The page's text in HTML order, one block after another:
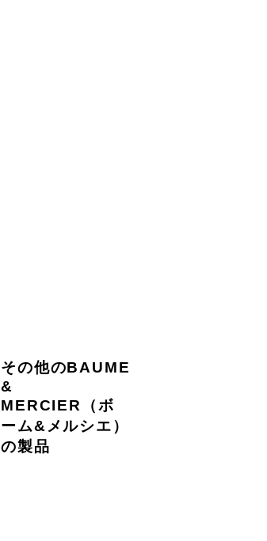
その他のBAUME
&
MERCIER（ボ
ーム&メルシエ）
の製品